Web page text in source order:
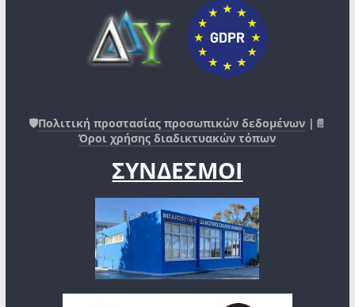
🛡️Πολιτική προστασίας προσωπικών δεδομένων |📄
Όροι χρήσης διαδικτυακών τόπων
ΣΥΝΔΕΣΜΟΙ